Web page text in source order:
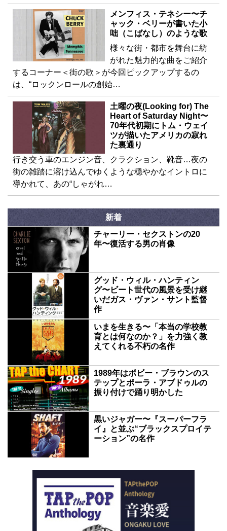
メンフィス・テネシー〜チ
ャック・ベリーが書いた小
咄（こばなし）のような歌
様々な街・都市を舞台に紡
がれた魅力的な曲をご紹介
するコーナー＜街の歌＞が今回ピックアップするの
は、“ロックンロールの創始…
土曜の夜(Looking for) The
Heart of Saturday Night〜
70年代初期にトム・ウェイ
ツが描いたアメリカの寂れ
た裏通り
行き交う車のエンジン音、クラクション、靴音…夜の
街の雑踏に溶け込んでゆくような穏やかなイントロに
導かれて、あの“しゃがれ…
新着
チャーリー・セクストンの20
年〜復活する男の肖像
グッド・ウィル・ハンティン
グ〜ビート世代の風景を受け継
いだガス・ヴァン・サント監督
作
いまを生きる〜「本当の学校教
育とは何なのか？」を力強く教
えてくれる不朽の名作
1989年はボビー・ブラウンのス
テップとポーラ・アブドゥルの
振り付けで踊り明かした
黒いジャガー〜『スーパーフラ
イ』と並ぶ“ブラックスプロイテ
ーション”の名作